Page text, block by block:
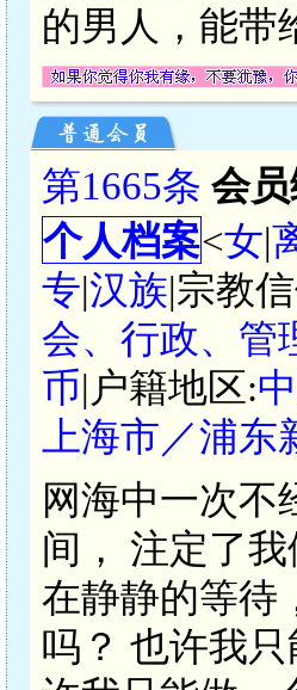
的男人，能带
第1665条 会
个人档案<女|
专|汉族|宗教
会、行政、管
币|户籍地区:
上海市／浦东
网海中一次不
间， 注定了
在静静的等待
吗？ 也许我